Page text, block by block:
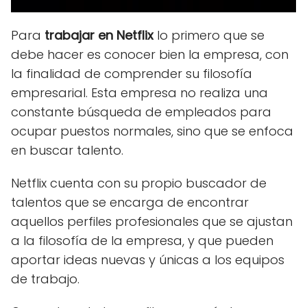
Para trabajar en Netflixlo primero que se
debe hacer es conocer bien la empresa, con
la finalidad de comprender su filosofía
empresarial. Esta empresa no realiza una
constante búsqueda de empleados para
ocupar puestos normales, sino que se enfoca
en buscar talento.
Netflix cuenta con su propio buscador de
talentos que se encarga de encontrar
aquellos perfiles profesionales que se ajustan
a la filosofía de la empresa, y que pueden
aportar ideas nuevas y únicas a los equipos
de trabajo.